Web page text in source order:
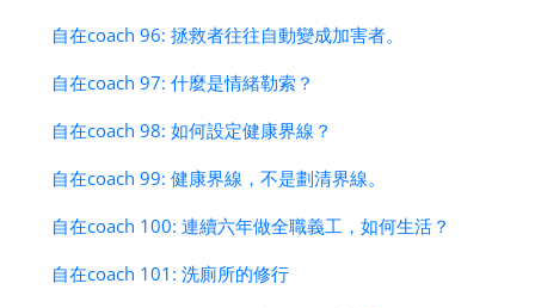
自在coach 96: 拯救者往往自動變成加害者。
自在coach 97: 什麼是情緒勒索？
自在coach 98: 如何設定健康界線？
自在coach 99: 健康界線，不是劃清界線。
自在coach 100: 連續六年做全職義工，如何生活？
自在coach 101: 洗廁所的修行